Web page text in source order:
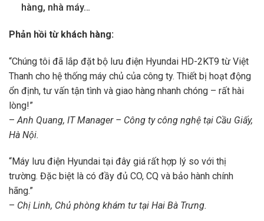
hàng, nhà máy…
Phản hồi từ khách hàng:
“Chúng tôi đã lắp đặt bộ lưu điện Hyundai HD-2KT9 từ Việt
Thanh cho hệ thống máy chủ của công ty. Thiết bị hoạt động
ổn định, tư vấn tận tình và giao hàng nhanh chóng – rất hài
lòng!”
– Anh Quang, IT Manager – Công ty công nghệ tại Cầu Giấy,
Hà Nội.
“Máy lưu điện Hyundai tại đây giá rất hợp lý so với thị
trường. Đặc biệt là có đầy đủ CO, CQ và bảo hành chính
hãng.”
– Chị Linh, Chủ phòng khám tư tại Hai Bà Trưng.